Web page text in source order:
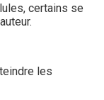
certains se
les